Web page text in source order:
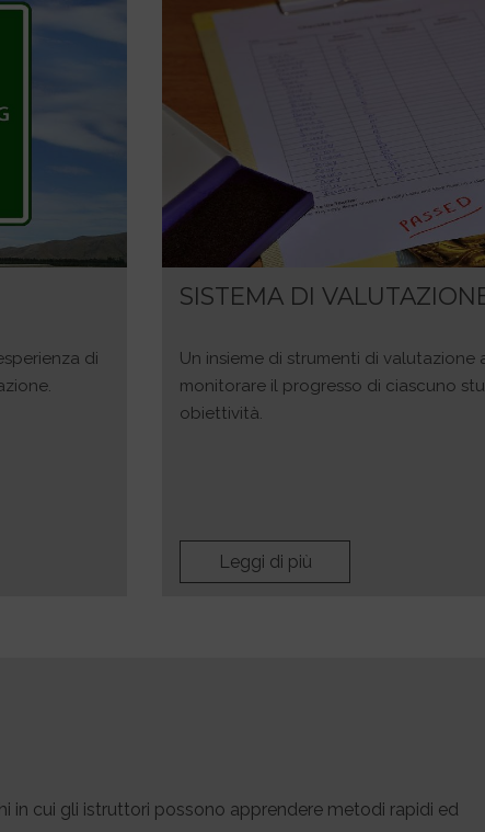
di
SISTEMA DI
Un insieme di strumenti di valutazione
monitorare il progresso di ciascuno
obiettività.
Leggi di più
in cui gli istruttori possono apprendere metodi rapidi ed